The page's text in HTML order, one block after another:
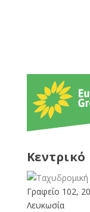
Γραφείο 102,
Λευκωσία